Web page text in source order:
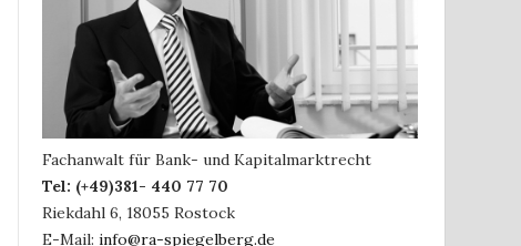
Fachanwalt für Bank- und Kapitalmarktrecht
Tel: (+49)381- 440 77 70
Riekdahl 6, 18055 Rostock
E-Mail: info@ra-spiegelberg.de